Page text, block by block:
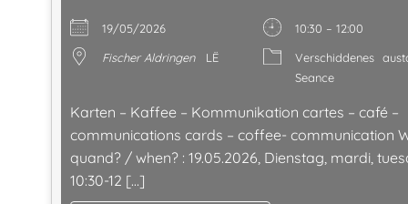
19/05/2026
10:30 – 12:00
Fischer Aldringen
LË Verschiddenes
Seance
Karten – Kaffee – Kommunikation cartes – café –
communications cards – coffee- communication
quand? / when? : 19.05.2026, Dienstag, mardi,
10:30-12 […]